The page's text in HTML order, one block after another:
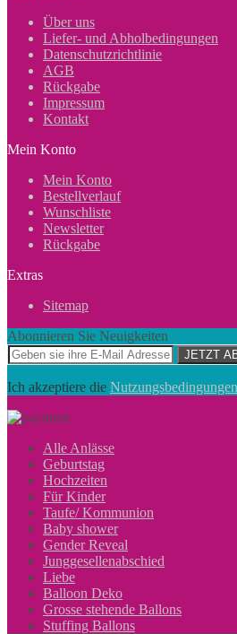
Über uns
Liefer- und Abholbedingungen
Datenschutzrichtlinie
AGB
Rückgabe
Impressum
Kontakt
Mein Konto
Mein Konto
Bestellverlauf
Wunschliste
Newsletter
Rückgabe
Extras
Sitemap
Abonnieren Sie Neuigkeiten
JETZT
Ich akzeptiere die
Alle Anlässe
Geburtstag
Hochzeiten
Für Kinder
Taufe/ Kommunion
Baby shower
Gender Reveal
Junggesellenabschied
Liebe
Balloon Deko
Grosse stehende Ballons
Stuffing Ballons